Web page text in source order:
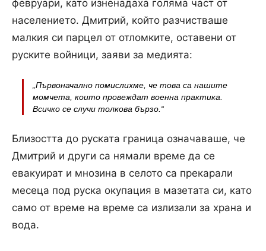
февруари, като изненадаха голяма част от
населението. Дмитрий, който разчистваше
малкия си парцел от отломките, оставени от
руските войници, заяви за медията:
„Първоначално помислихме, че това са нашите
момчета, които провеждат военна практика.
Всичко се случи толкова бързо.“
Близостта до руската граница означаваше, че
Дмитрий и други са нямали време да се
евакуират и мнозина в селото са прекарали
месеца под руска окупация в мазетата си, като
само от време на време са излизали за храна и
вода.